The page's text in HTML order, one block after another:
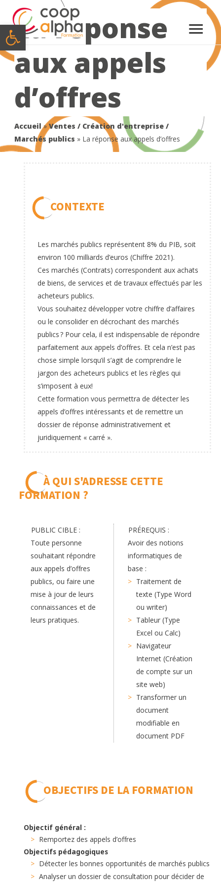
Ouvrir la barre d’outils
Menu
La réponse
aux appels
d’offres
Accueil» Ventes / Création d'entreprise /
Marchés publics » La réponse aux appels d’offres
CONTEXTE
Les marchés publics représentent 8% du PIB, soit
environ 100 milliards d’euros (Chiffre 2021).
Ces marchés (Contrats) correspondent aux achats
de biens, de services et de travaux effectués par les
acheteurs publics.
Vous souhaitez développer votre chiffre d’affaires
ou le consolider en décrochant des marchés
publics ? Pour cela, il est indispensable de répondre
parfaitement aux appels d’offres. Et cela n’est pas
chose simple lorsqu’il s’agit de comprendre le
jargon des acheteurs publics et les règles qui
s’imposent à eux!
Cette formation vous permettra de détecter les
appels d’offres intéressants et de remettre un
dossier de réponse administrativement et
juridiquement « carré ».
À QUI S'ADRESSE CETTE
FORMATION ?
PUBLIC CIBLE :
Toute personne
souhaitant répondre
aux appels d’offres
publics, ou faire une
mise à jour de leurs
connaissances et de
leurs pratiques.
PRÉREQUIS :
Avoir des notions
informatiques de
base :
Traitement de
texte (Type Word
ou writer)
Tableur (Type
Excel ou Calc)
Navigateur
Internet (Création
de compte sur un
site web)
Transformer un
document
modifiable en
document PDF
OBJECTIFS DE LA FORMATION
Objectif général :
Remportez des appels d’offres
Objectifs pédagogiques
Détecter les bonnes opportunités de marchés publics
Analyser un dossier de consultation pour décider de